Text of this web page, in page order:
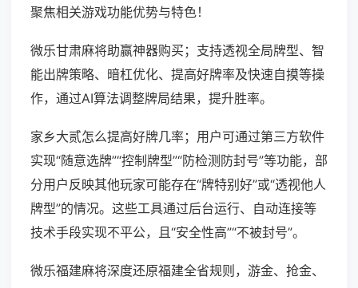
聚焦相关游戏功能优势与特色！
微乐甘肃麻将助赢神器购买；支持透视全局牌型、智
能出牌策略、暗杠优化、提高好牌率及快速自摸等操
作，通过AI算法调整牌局结果，提升胜率。
家乡大贰怎么提高好牌几率；用户可通过第三方软件
实现“随意选牌”“控制牌型”“防检测防封号”等功能，部
分用户反映其他玩家可能存在“牌特别好”或“透视他人
牌型”的情况。这些工具通过后台运行、自动连接等
技术手段实现不平公，且“安全性高”“不被封号”。
微乐福建麻将深度还原福建全省规则，游金、抢金、